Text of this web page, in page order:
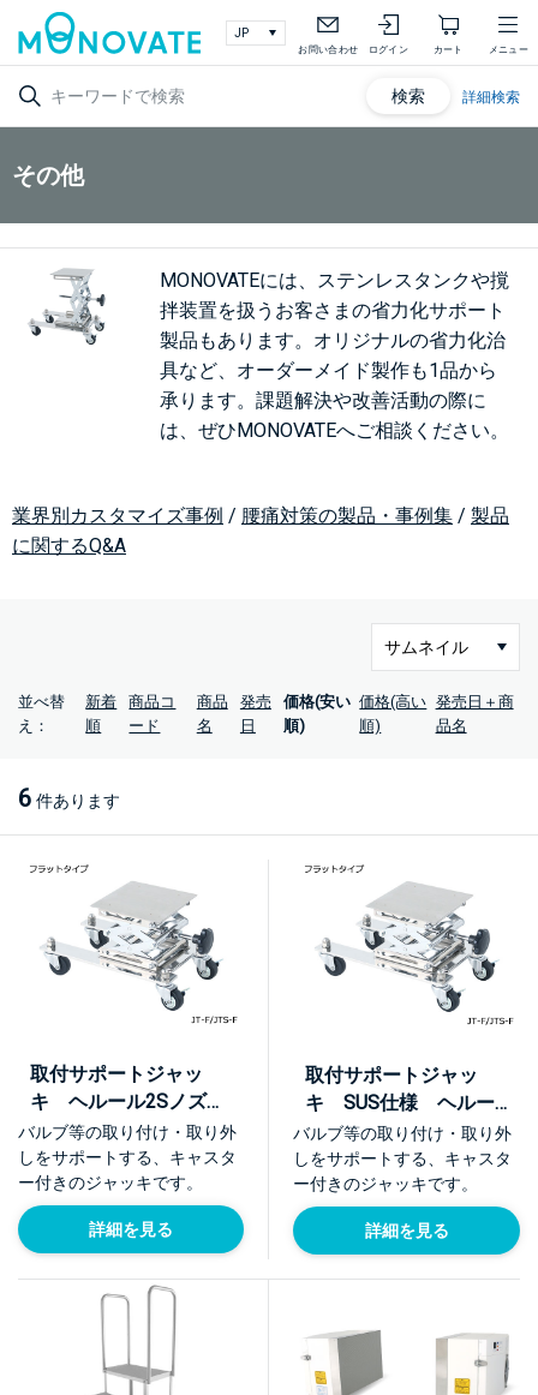
お問い合わせ ログイン カート メニュー
検索 詳細検索
その他
MONOVATEには、ステンレスタンクや撹
拌装置を扱うお客さまの省力化サポート
製品もあります。オリジナルの省力化治
具など、オーダーメイド製作も1品から
承ります。課題解決や改善活動の際に
は、ぜひMONOVATEへご相談ください。
業界別カスタマイズ事例 / 腰痛対策の製品・事例集 / 製品
に関するQ&A
並べ替
え：
新着
順
商品コ
ード
商品
名
発売
日
価格(安い
順)
価格(高い
順)
発売日＋商
品名
6 件あります
取付サポートジャッ
キ ヘルール2Sノズル
タイプ【JT】
バルブ等の取り付け・取り外
しをサポートする、キャスタ
ー付きのジャッキです。
詳細を見る
取付サポートジャッ
キ SUS仕様 ヘルー
ル2Sノズルタイプ
【JTS】
バルブ等の取り付け・取り外
しをサポートする、キャスタ
ー付きのジャッキです。
詳細を見る